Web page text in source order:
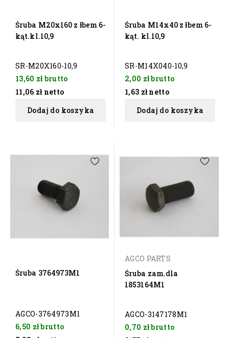
Śruba M20x160 z łbem 6-
kąt.kl.10,9
SR-M20X160-10,9
13,60 złbrutto
11,06 zł netto
Dodaj do koszyka
Śruba M14x40 z łbem 6-
kąt. kl.10,9
SR-M14X040-10,9
2,00 złbrutto
1,63 zł netto
Dodaj do koszyka
Śruba 3764973M1
AGCO-3764973M1
6,50 złbrutto
AGCO PARTS
Śruba zam.dla
1853164M1
AGCO-3147178M1
0,70 złbrutto